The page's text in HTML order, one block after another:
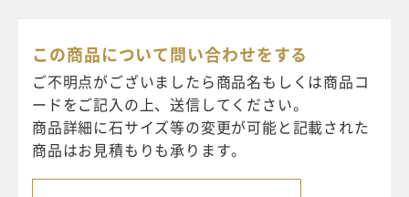
この商品について問い合わせをする
ご不明点がございましたら商品名もしくは商品コ
ードをご記入の上、送信してください。
商品詳細に石サイズ等の変更が可能と記載された
商品はお見積もりも承ります。